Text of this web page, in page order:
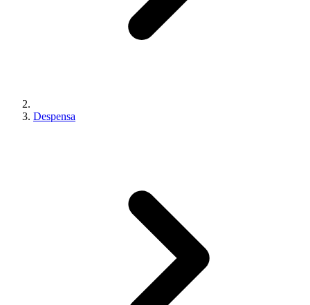
Despensa